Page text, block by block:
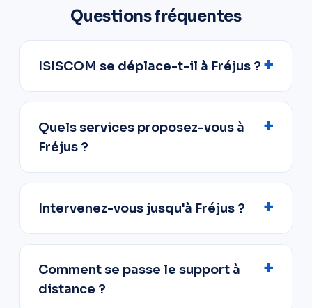
Questions fréquentes
ISISCOM se déplace-t-il à Fréjus ?
Quels services proposez-vous à
Fréjus ?
Intervenez-vous jusqu'à Fréjus ?
Comment se passe le support à
distance ?